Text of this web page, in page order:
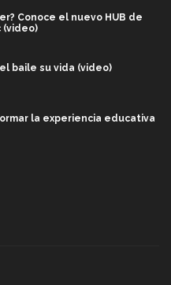
Conoce el nuevo HUB de
(video)
baile su vida (video)
la experiencia educativa